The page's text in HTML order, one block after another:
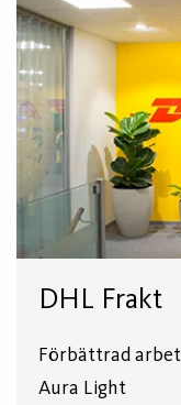
DHL Frakt
Förbättrad
Aura Light